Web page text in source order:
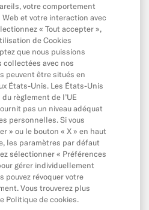
ligne
votre comportement
et votre interaction avec
« Tout accepter »,
de Cookies
que nous puissions
avec nos
peuvent être situés en
États-Unis. Les États-Unis
règlement de l’UE
pas un niveau adéquat
personnelles. Si vous
» ou le bouton « X » en haut
les paramètres par défaut
sélectionner « Préférences
gérer individuellement
pouvez révoquer votre
Vous trouverez plus
Politique de cookies.